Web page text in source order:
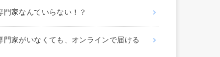
門家なんていらない！？
門家がいなくても、オンラインで届ける